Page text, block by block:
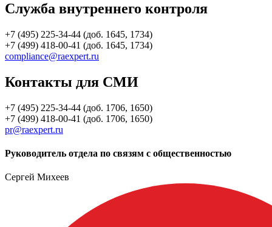
Служба внутреннего контроля
+7 (495) 225-34-44 (доб. 1645, 1734)
+7 (499) 418-00-41 (доб. 1645, 1734)
compliance@raexpert.ru
Контакты для СМИ
+7 (495) 225-34-44 (доб. 1706, 1650)
+7 (499) 418-00-41 (доб. 1706, 1650)
pr@raexpert.ru
Руководитель отдела по связям с общественностью
Сергей Михеев